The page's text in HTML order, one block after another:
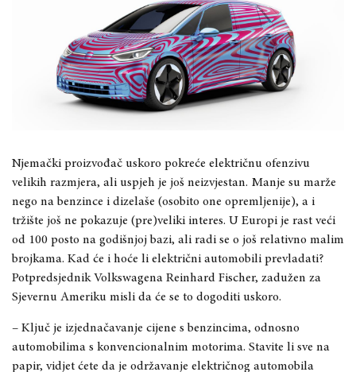
Njemački proizvođač uskoro pokreće električnu ofenzivu
velikih razmjera, ali uspjeh je još neizvjestan. Manje su marže
nego na benzince i dizelaše (osobito one opremljenije), a i
tržište još ne pokazuje (pre)veliki interes. U Europi je rast veći
od 100 posto na godišnjoj bazi, ali radi se o još relativno malim
brojkama. Kad će i hoće li električni automobili prevladati?
Potpredsjednik Volkswagena Reinhard Fischer, zadužen za
Sjevernu Ameriku misli da će se to dogoditi uskoro.
– Ključ je izjednačavanje cijene s benzincima, odnosno
automobilima s konvencionalnim motorima. Stavite li sve na
papir, vidjet ćete da je održavanje električnog automobila